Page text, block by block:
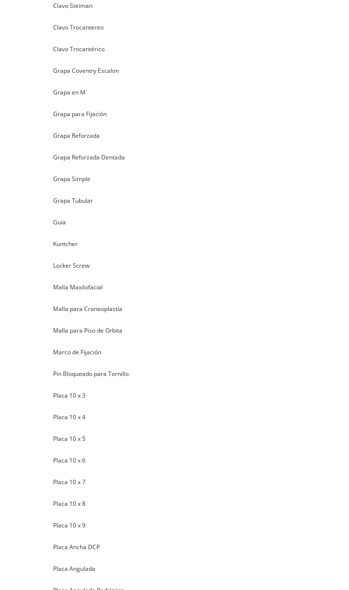
Clavo Steiman
Clavo Trocantereo
Clavo Trocantérico
Grapa Coventry Escalon
Grapa en M
Grapa para Fijación
Grapa Reforzada
Grapa Reforzada Dentada
Grapa Simple
Grapa Tubular
Guía
Kuntcher
Locker Screw
Malla Maxilofacial
Malla para Craneoplastía
Malla para Piso de Orbita
Marco de Fijación
Pin Bloqueado para Tornillo
Placa 10 x 3
Placa 10 x 4
Placa 10 x 5
Placa 10 x 6
Placa 10 x 7
Placa 10 x 8
Placa 10 x 9
Placa Ancha DCP
Placa Angulada